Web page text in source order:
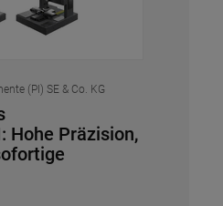
(PI) SE & Co. KG
Hohe Präzision,